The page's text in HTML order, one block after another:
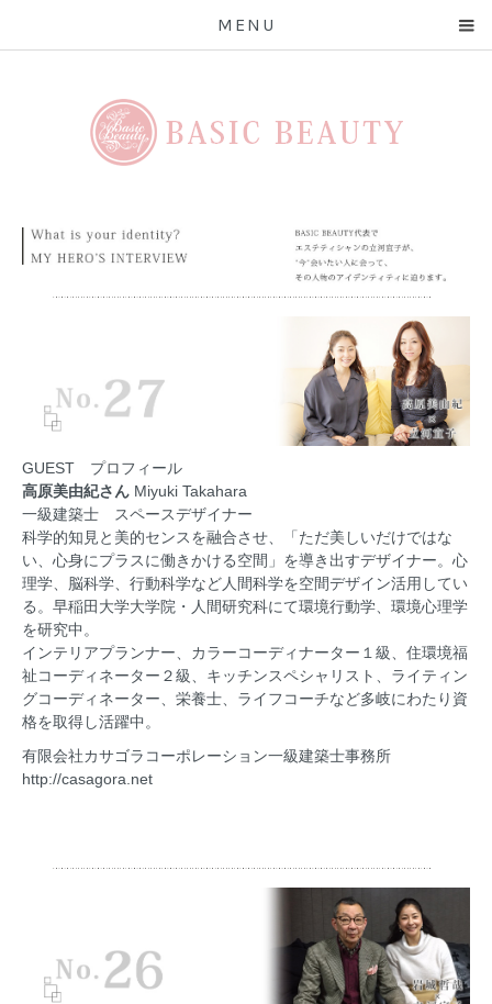
MENU
GUEST プロフィール
高原美由紀さん Miyuki Takahara
一級建築士 スペースデザイナー
科学的知見と美的センスを融合させ、「ただ美しいだけではな
い、心身にプラスに働きかける空間」を導き出すデザイナー。心
理学、脳科学、行動科学など人間科学を空間デザイン活用してい
る。早稲田大学大学院・人間研究科にて環境行動学、環境心理学
を研究中。
インテリアプランナー、カラーコーディナーター１級、住環境福
祉コーディネーター２級、キッチンスペシャリスト、ライティン
グコーディネーター、栄養士、ライフコーチなど多岐にわたり資
格を取得し活躍中。
有限会社カサゴラコーポレーション一級建築士事務所
http://casagora.net